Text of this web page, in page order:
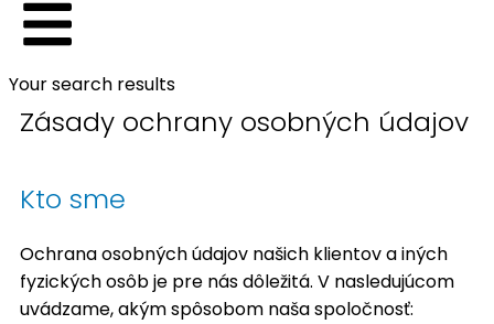
Your search results
Zásady ochrany osobných údajov
Kto sme
Ochrana osobných údajov našich klientov a iných
fyzických osôb je pre nás dôležitá. V nasledujúcom
uvádzame, akým spôsobom naša spoločnosť: